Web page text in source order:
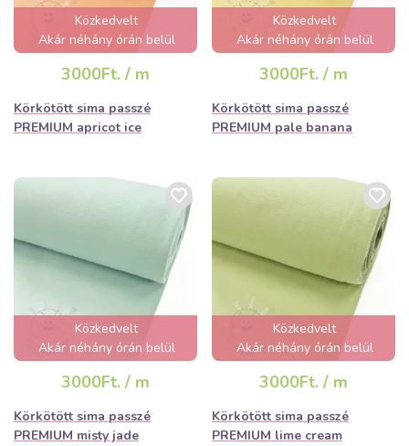
Közkedvelt
Akár néhány órán belül
elfogyhat!
3000Ft. / m
Körkötött sima passzé
PREMIUM apricot ice
Közkedvelt
Akár néhány órán belül
elfogyhat!
3000Ft. / m
Körkötött sima passzé
PREMIUM pale banana
Közkedvelt
Akár néhány órán belül
elfogyhat!
3000Ft. / m
Körkötött sima passzé
PREMIUM misty jade
Közkedvelt
Akár néhány órán belül
elfogyhat!
3000Ft. / m
Körkötött sima passzé
PREMIUM lime cream